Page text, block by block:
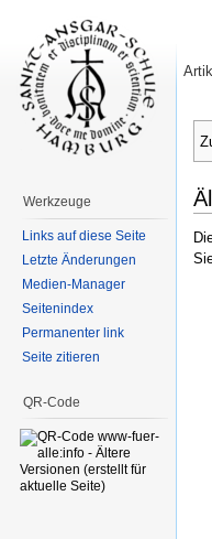
Werkzeuge
Links auf diese Seite
Letzte Änderungen
Medien-Manager
Seitenindex
Permanenter link
Seite zitieren
QR-Code